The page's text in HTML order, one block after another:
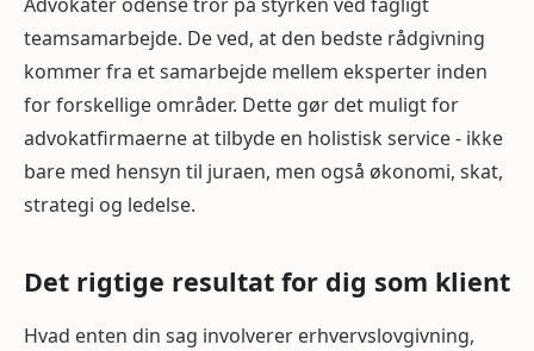
teamsamarbejde. De ved, at den bedste rådgivning
kommer fra et samarbejde mellem eksperter inden
for forskellige områder. Dette gør det muligt for
advokatfirmaerne at tilbyde en holistisk service - ikke
bare med hensyn til juraen, men også økonomi, skat,
strategi og ledelse.
Det rigtige resultat for dig som klient
Hvad enten din sag involverer erhvervslovgivning,